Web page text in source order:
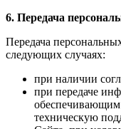
6. Передача
Передача
следующих случаях:
при наличии
при передаче
обеспечивающим
техническую